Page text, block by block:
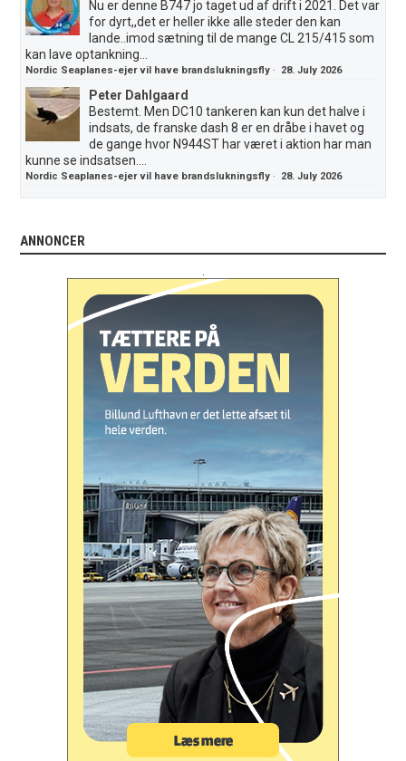
Nu er denne B747 jo taget ud af drift i 2021. Det var
for dyrt,,det er heller ikke alle steder den kan
lande..imod sætning til de mange CL 215/415 som
kan lave optankning...
Nordic Seaplanes-ejer vil have brandslukningsfly · 28. July 2026
Peter Dahlgaard
Bestemt. Men DC10 tankeren kan kun det halve i
indsats, de franske dash 8 er en dråbe i havet og
de gange hvor N944ST har været i aktion har man
kunne se indsatsen....
Nordic Seaplanes-ejer vil have brandslukningsfly · 28. July 2026
ANNONCER